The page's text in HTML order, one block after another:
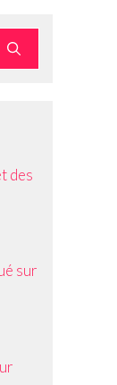
des
sur